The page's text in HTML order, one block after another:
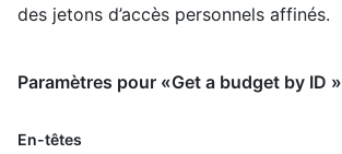
des jetons d’accès personnels affinés.
Paramètres pour «Get a budget by ID »
En-têtes